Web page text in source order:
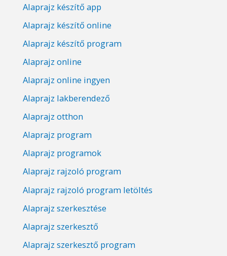
Alaprajz készítő app
Alaprajz készítő online
Alaprajz készítő program
Alaprajz online
Alaprajz online ingyen
Alaprajz lakberendező
Alaprajz otthon
Alaprajz program
Alaprajz programok
Alaprajz rajzoló program
Alaprajz rajzoló program letöltés
Alaprajz szerkesztése
Alaprajz szerkesztő
Alaprajz szerkesztő program